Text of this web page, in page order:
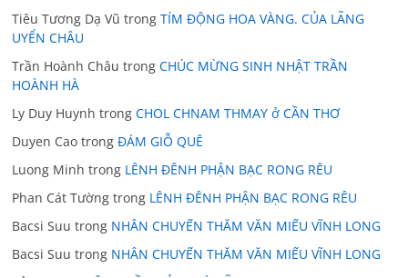
Tiêu Tương Dạ Vũ trongTÍM ĐỘNG HOA VÀNG. CỦA LÃNG
UYỂN CHÂU
Trần Hoành Châu trongCHÚC MỪNG SINH NHẬT TRẦN
HOÀNH HÀ
Ly Duy Huynh trongCHOL CHNAM THMAY ở CẦN THƠ
Duyen Cao trongĐÁM GIỖ QUÊ
Luong Minh trong LÊNH ĐÊNH PHẬN BẠC RONG RÊU
Phan Cát Tường trong LÊNH ĐÊNH PHẬN BẠC RONG RÊU
Bacsi Suu trong NHÂN CHUYẾN THĂM VĂN MIẾU VĨNH LONG
Bacsi Suu trong NHÂN CHUYẾN THĂM VĂN MIẾU VĨNH LONG